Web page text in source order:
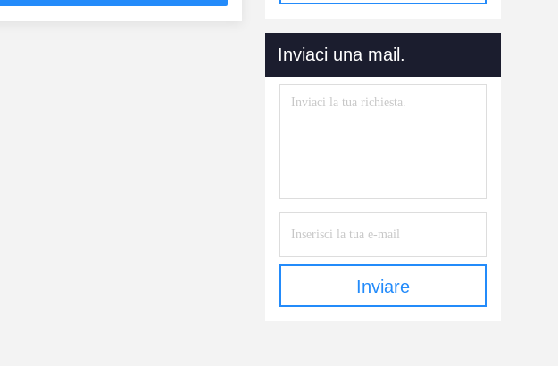
Inviaci una mail.
Inviare